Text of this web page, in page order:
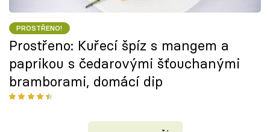
PROSTŘENO!
Prostřeno: Kuřecí špíz s mangem a
paprikou s čedarovými šťouchanými
bramborami, domácí dip